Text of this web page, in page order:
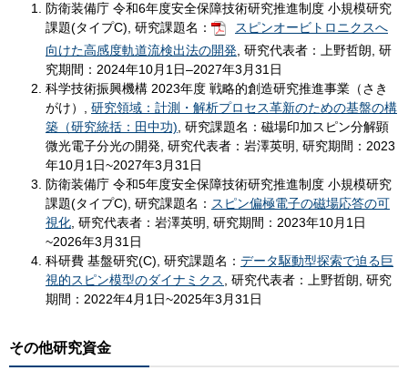
防衛装備庁 令和6年度安全保障技術研究推進制度 小規模研究
課題(タイプC), 研究課題名：
スピンオービトロニクスへ
向けた高感度軌道流検出法の開発 , 研究代表者：上野哲朗, 研
究期間：2024年10月1日–2027年3月31日
科学技術振興機構 2023年度 戦略的創造研究推進事業（さき
がけ）, 研究領域：計測・解析プロセス革新のための基盤の構
築（研究統括：田中功) , 研究課題名：磁場印加スピン分解顕
微光電子分光の開発, 研究代表者：岩澤英明, 研究期間：2023
年10月1日~2027年3月31日
防衛装備庁 令和5年度安全保障技術研究推進制度 小規模研究
課題(タイプC), 研究課題名： スピン偏極電子の磁場応答の可
視化 , 研究代表者：岩澤英明, 研究期間：2023年10月1日
~2026年3月31日
科研費 基盤研究(C), 研究課題名： データ駆動型探索で迫る巨
視的スピン模型のダイナミクス
, 研究代表者：上野哲朗, 研究
期間：2022年4月1日~2025年3月31日
その他研究資金